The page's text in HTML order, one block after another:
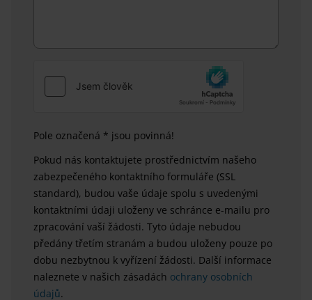
Pole označená * jsou povinná!
Pokud nás kontaktujete prostřednictvím našeho
zabezpečeného kontaktního formuláře (SSL
standard), budou vaše údaje spolu s uvedenými
kontaktními údaji uloženy ve schránce e-mailu pro
zpracování vaší žádosti. Tyto údaje nebudou
předány třetím stranám a budou uloženy pouze po
dobu nezbytnou k vyřízení žádosti. Další informace
naleznete v našich zásadách ochrany osobních
údajů.